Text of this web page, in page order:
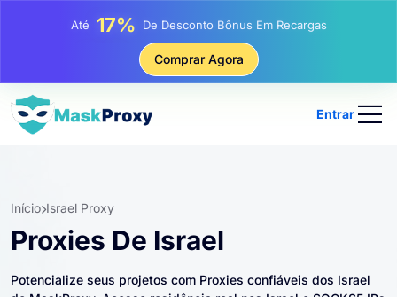
Até25%Desconto Em Compras Estáticas De IP
Desconto Em Compras Rotativas De IP
Comprar Agora
Entrar
Início Israel Proxy
Proxies De Israel
Potencialize seus projetos com Proxies confiáveis ​​dos Israel